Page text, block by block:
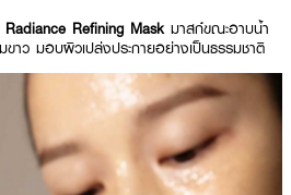
Radiance Refining Mask มาสก์ขณะอาบน้ำ
าว มอบผิวเปล่งประกายอย่างเป็นธรรมชาติ